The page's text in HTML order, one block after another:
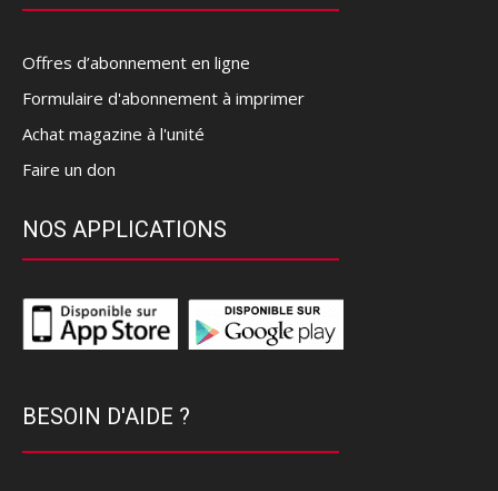
Offres d’abonnement en ligne
Formulaire d'abonnement à imprimer
Achat magazine à l'unité
Faire un don
NOS APPLICATIONS
BESOIN D'AIDE ?